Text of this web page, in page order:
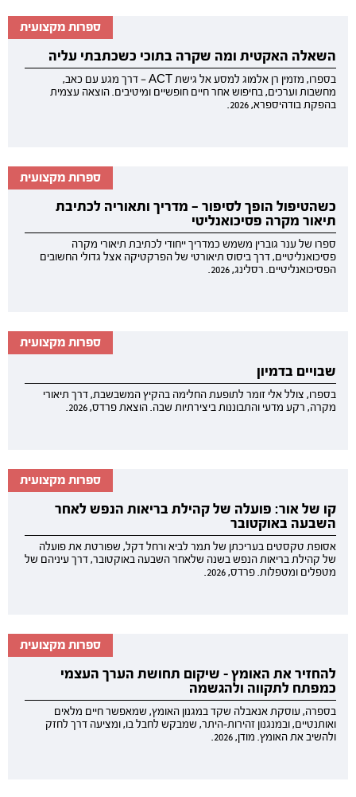
ספרות מקצועית
השאלה האקטית ומה שקרה בתוכי כשכתבתי עליה
בספרו, מזמין רן אלמוג למסע אל גישת ACT — דרך מגע עם כאב,
מחשבות וערכים, בחיפוש אחר חיים חופשיים ומיטיבים. הוצאה עצמית
בהפקת בודהיספרא, 2026.
ספרות מקצועית
כשהטיפול הופך לסיפור — מדריך ותאוריה לכתיבת
תיאור מקרה פסיכואנליטי
ספרו של ענר גוברין משמש כמדריך ייחודי לכתיבת תיאורי מקרה
פסיכואנליטיים, דרך ביסוס תיאורטי של הפרקטיקה אצל גדולי החשובים
הפסיכואנליטיים. רסלינג, 2026.
ספרות מקצועית
שבויים בדמיון
בספרו, צולל אלי זומר לתופעת החלימה בהקיץ המשבשבת, דרך תיאורי
מקרה, רקע מדעי והתבוננות ביצירתיות שבה. הוצאת פרדס, 2026.
ספרות מקצועית
קו של אור: פועלה של קהילת בריאות הנפש לאחר
השבעה באוקטובר
אסופת טקסטים בעריכתן של תמר לביא ורחל דקל, שפורטת את פועלה
של קהילת בריאות הנפש בשנה שלאחר השבעה באוקטובר, דרך עיניהם של
מטפלים ומטפלות. פרדס, 2026.
ספרות מקצועית
להחזיר את האומץ - שיקום תחושת הערך העצמי
כמפתח לתקווה ולהגשמה
בספרה, עוסקת אנאבלה שקד במגנון האומץ, שמאפשר חיים מלאים
ואותנטיים, ובמנגנון זהירות-היתר, שמבקש לחבל בו, ומציעה דרך לחזק
ולהשיב את האומץ. מודן, 2026.